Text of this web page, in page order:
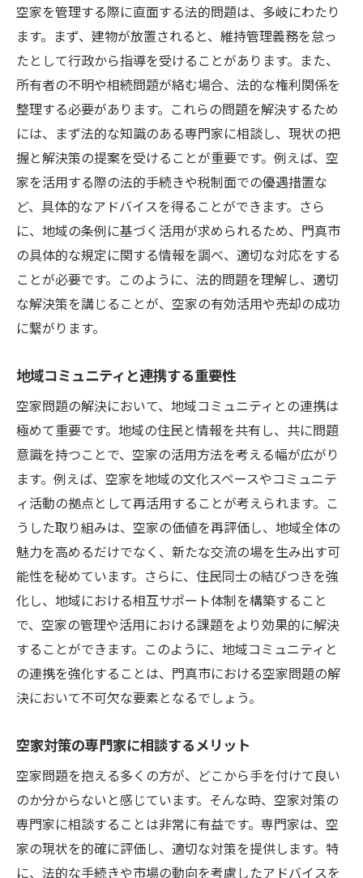
売却成功に導くための準備事項
専門家のネットワークを活用する
実例を通して得た売却の教訓
地域特性を活かした空家の有効活用戦略
門真市の地域特性を活かす方法
地域資源を利用した新しい価値創造
地元の声を反映する活用プラン
地域イベントとの連携による利用促進
地域特性に合わせたリノベーション
地元企業との協働で生まれる新たな価値
空家相談の成功を左右する大阪府門真市の市場
動向
地域の不動産動向を把握する方法
市場変動に対応する柔軟なアプローチ
競争力を高めるための市場分析
専門家の意見を参考にした市場予測
市場動向に基づいた相談方法の選択
資産価値を最大化するための相談法
専門家の助言を受けた効果的なプラン
資産運用の視点から見た空家活用
税制優遇を活かした資産形成の方法
不動産価値向上のためのリフォーム提案
資産管理のプロフェッショナルに相談する
空家を管理する際に直面する法的問題は、多岐にわたり
ます。まず、建物が放置されると、維持管理義務を怠っ
たとして行政から指導を受けることがあります。また、
所有者の不明や相続問題が絡む場合、法的な権利関係を
整理する必要があります。これらの問題を解決するため
には、まず法的な知識のある専門家に相談し、現状の把
握と解決策の提案を受けることが重要です。例えば、空
家を活用する際の法的手続きや税制面での優遇措置な
ど、具体的なアドバイスを得ることができます。さら
に、地域の条例に基づく活用が求められるため、門真市
の具体的な規定に関する情報を調べ、適切な対応をする
ことが必要です。このように、法的問題を理解し、適切
な解決策を講じることが、空家の有効活用や売却の成功
に繋がります。
地域コミュニティと連携する重要性
空家問題の解決において、地域コミュニティとの連携は
極めて重要です。地域の住民と情報を共有し、共に問題
意識を持つことで、空家の活用方法を考える幅が広がり
ます。例えば、空家を地域の文化スペースやコミュニテ
ィ活動の拠点として再活用することが考えられます。こ
うした取り組みは、空家の価値を再評価し、地域全体の
魅力を高めるだけでなく、新たな交流の場を生み出す可
能性を秘めています。さらに、住民同士の結びつきを強
化し、地域における相互サポート体制を構築すること
で、空家の管理や活用における課題をより効果的に解決
することができます。このように、地域コミュニティと
の連携を強化することは、門真市における空家問題の解
決において不可欠な要素となるでしょう。
空家対策の専門家に相談するメリット
空家問題を抱える多くの方が、どこから手を付けて良い
のか分からないと感じています。そんな時、空家対策の
専門家に相談することは非常に有益です。専門家は、空
家の現状を的確に評価し、適切な対策を提供します。特
に、法的な手続きや市場の動向を考慮したアドバイスを